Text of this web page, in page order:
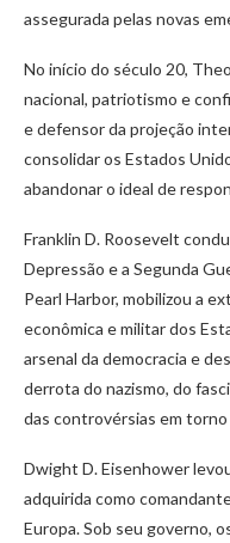
assegurada pelas novas
No início do século 20,
nacional, patriotismo e
e defensor da projeção
consolidar os Estados
abandonar o ideal de
Franklin D. Roosevelt
Depressão e a Segunda
Pearl Harbor, mobilizou a
econômica e militar dos
arsenal da democracia e
derrota do nazismo, do
das controvérsias em
Dwight D. Eisenhower
adquirida como
Europa. Sob seu governo,